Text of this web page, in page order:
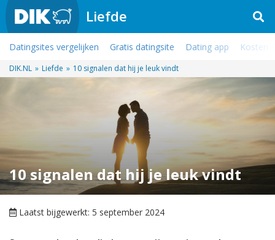
Liefde
Datingsites vergelijken Gratis datingsite Dating app Kosten
DIK.NL » Liefde » 10 signalen dat hij je leuk vindt
10 signalen dat hij je leuk vindt
Laatst bijgewerkt: 5 september 2024